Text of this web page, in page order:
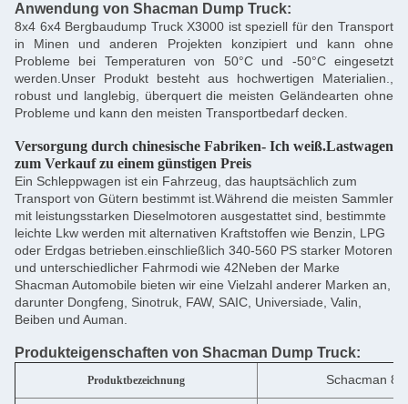
Anwendung von Shacman Dump Truck:
8x4 6x4 Bergbaudump Truck X3000 ist speziell für den Transport
in Minen und anderen Projekten konzipiert und kann ohne
Probleme bei Temperaturen von 50°C und -50°C eingesetzt
werden.Unser Produkt besteht aus hochwertigen Materialien.,
robust und langlebig, überquert die meisten Geländearten ohne
Probleme und kann den meisten Transportbedarf decken.
Versorgung durch chinesische Fabriken- Ich weiß.Lastwagen
zum Verkauf zu einem günstigen Preis
Ein Schleppwagen ist ein Fahrzeug, das hauptsächlich zum
Transport von Gütern bestimmt ist.Während die meisten Sammler
mit leistungsstarken Dieselmotoren ausgestattet sind, bestimmte
leichte Lkw werden mit alternativen Kraftstoffen wie Benzin, LPG
oder Erdgas betrieben.einschließlich 340-560 PS starker Motoren
und unterschiedlicher Fahrmodi wie 42Neben der Marke
Shacman Automobile bieten wir eine Vielzahl anderer Marken an,
darunter Dongfeng, Sinotruk, FAW, SAIC, Universiade, Valin,
Beiben und Auman.
Produkteigenschaften von Shacman Dump Truck:
Produktbezeichnung Schacman